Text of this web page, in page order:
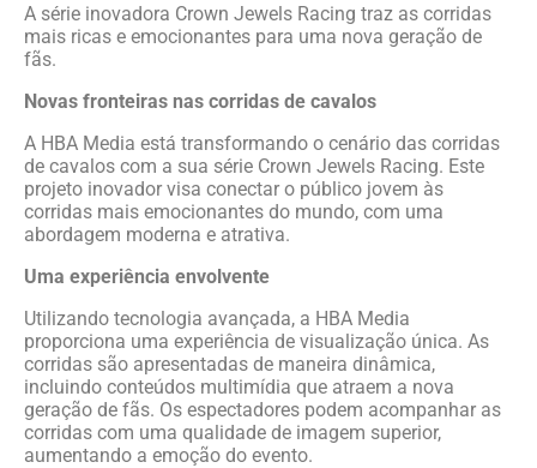
A série inovadora Crown Jewels Racing traz as corridas
mais ricas e emocionantes para uma nova geração de
fãs.
Novas fronteiras nas corridas de cavalos
A HBA Media está transformando o cenário das corridas
de cavalos com a sua série Crown Jewels Racing. Este
projeto inovador visa conectar o público jovem às
corridas mais emocionantes do mundo, com uma
abordagem moderna e atrativa.
Uma experiência envolvente
Utilizando tecnologia avançada, a HBA Media
proporciona uma experiência de visualização única. As
corridas são apresentadas de maneira dinâmica,
incluindo conteúdos multimídia que atraem a nova
geração de fãs. Os espectadores podem acompanhar as
corridas com uma qualidade de imagem superior,
aumentando a emoção do evento.